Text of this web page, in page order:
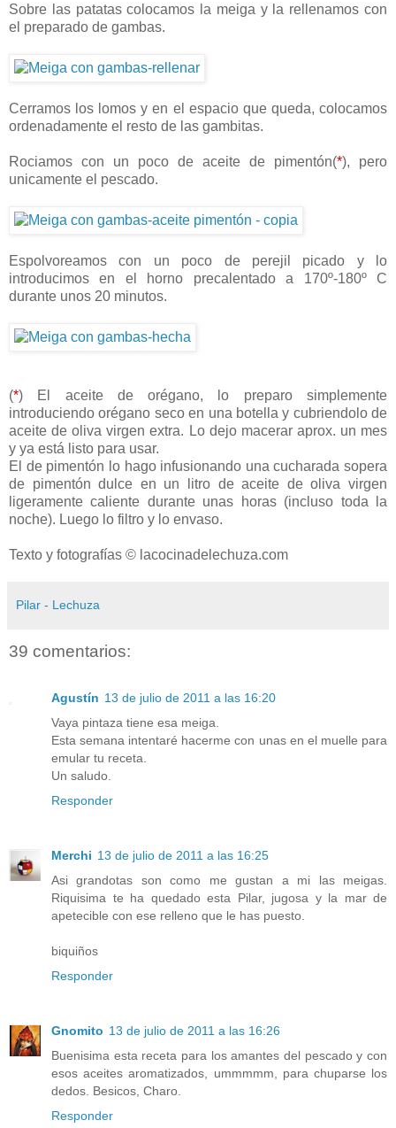
Sobre las patatas colocamos la meiga y la rellenamos con
el preparado de gambas.
Cerramos los lomos y en el espacio que queda, colocamos
ordenadamente el resto de las gambitas.
Rociamos con un poco de aceite de pimentón(*), pero
unicamente el pescado.
Espolvoreamos con un poco de perejil picado y lo
introducimos en el horno precalentado a 170º-180º C
durante unos 20 minutos.
(*) El aceite de orégano, lo preparo simplemente
introduciendo orégano seco en una botella y cubriendolo de
aceite de oliva virgen extra. Lo dejo macerar aprox. un mes
y ya está listo para usar.
El de pimentón lo hago infusionando una cucharada sopera
de pimentón dulce en un litro de aceite de oliva virgen
ligeramente caliente durante unas horas (incluso toda la
noche). Luego lo filtro y lo envaso.
Texto y fotografías © lacocinadelechuza.com
Pilar - Lechuza
39 comentarios:
Agustín 13 de julio de 2011 a las 16:20
Vaya pintaza tiene esa meiga.
Esta semana intentaré hacerme con unas en el muelle para
emular tu receta.
Un saludo.
Responder
Merchi 13 de julio de 2011 a las 16:25
Asi grandotas son como me gustan a mi las meigas.
Riquisima te ha quedado esta Pilar, jugosa y la mar de
apetecible con ese relleno que le has puesto.
biquiños
Responder
Gnomito 13 de julio de 2011 a las 16:26
Buenisima esta receta para los amantes del pescado y con
esos aceites aromatizados, ummmmm, para chuparse los
dedos. Besicos, Charo.
Responder